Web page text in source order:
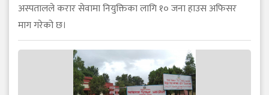
अस्पतालले करार सेवामा नियुक्तिका लागि १० जना हाउस अफिसर
माग गरेको छ।